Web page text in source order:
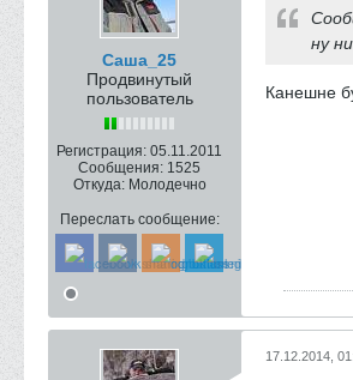
Саша_25
Продвинутый
пользователь
Регистрация: 05.11.2011
Сообщения: 1525
Откуда: Молодечно
Переслать сообщение:
ну
Канешне
17.12.2014,